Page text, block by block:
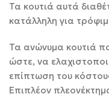
Τα κουτιά αυτά
κατάλληλη για
Τα ανώνυμα κουτιά
ώστε, να
επίπτωση του
Επιπλέον